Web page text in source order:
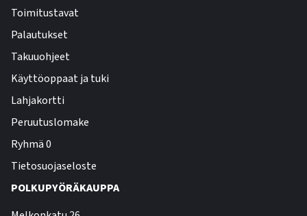
Toimitustavat
Palautukset
Takuuohjeet
Käyttöoppaat ja tuki
Lahjakortti
Peruutuslomake
Ryhmä 0
Tietosuojaseloste
POLKUPYÖRÄKAUPPA